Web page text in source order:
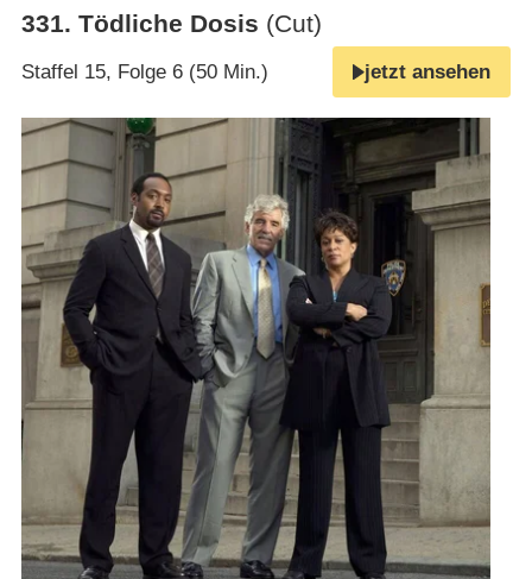
331. Tödliche Dosis (Cut)
Staffel 15, Folge 6 (50 Min.) jetzt ansehen